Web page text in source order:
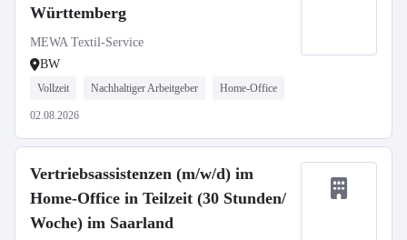
Württemberg
MEWA Textil-Service
BW
Vollzeit Nachhaltiger Arbeitgeber Home-Office
02.08.2026
Vertriebsassistenzen (m/w/d) im
Home-Office in Teilzeit (30 Stunden/
Woche) im Saarland